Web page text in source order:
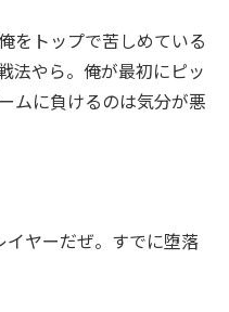
をトップで苦しめている
法やら。俺が最初にピッ
ムに負けるのは気分が悪
イヤーだぜ。すでに堕落